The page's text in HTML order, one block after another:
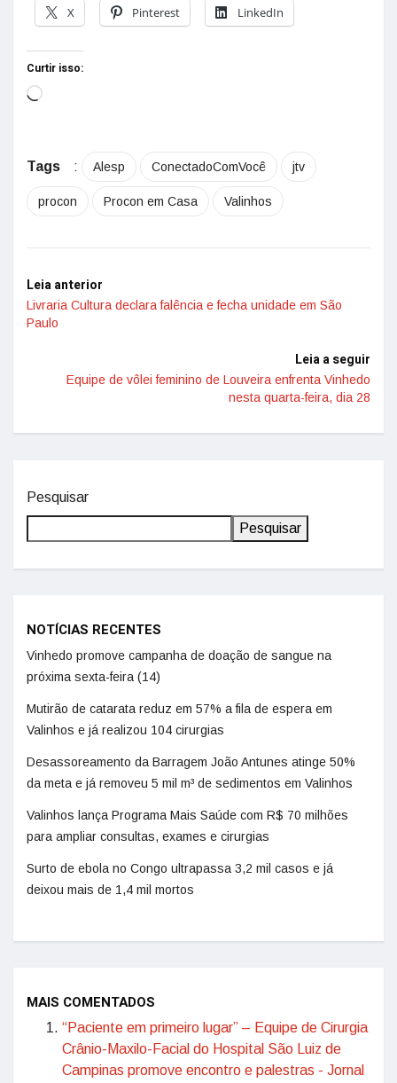
X Pinterest LinkedIn
Curtir isso:
Tags : Alesp ConectadoComVocê jtv
procon Procon em Casa Valinhos
Leia anterior
Livraria Cultura declara falência e fecha unidade em São
Paulo
Leia a seguir
Equipe de vôlei feminino de Louveira enfrenta Vinhedo
nesta quarta-feira, dia 28
Pesquisar
Pesquisar
NOTÍCIAS RECENTES
Vinhedo promove campanha de doação de sangue na
próxima sexta-feira (14)
Mutirão de catarata reduz em 57% a fila de espera em
Valinhos e já realizou 104 cirurgias
Desassoreamento da Barragem João Antunes atinge 50%
da meta e já removeu 5 mil m³ de sedimentos em Valinhos
Valinhos lança Programa Mais Saúde com R$ 70 milhões
para ampliar consultas, exames e cirurgias
Surto de ebola no Congo ultrapassa 3,2 mil casos e já
deixou mais de 1,4 mil mortos
MAIS COMENTADOS
“Paciente em primeiro lugar” – Equipe de Cirurgia
Crânio-Maxilo-Facial do Hospital São Luiz de
Campinas promove encontro e palestras - Jornal